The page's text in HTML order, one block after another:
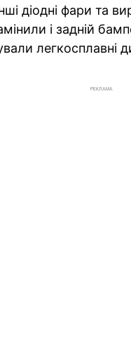
діодні фари та
і задній
РЕКЛАМА